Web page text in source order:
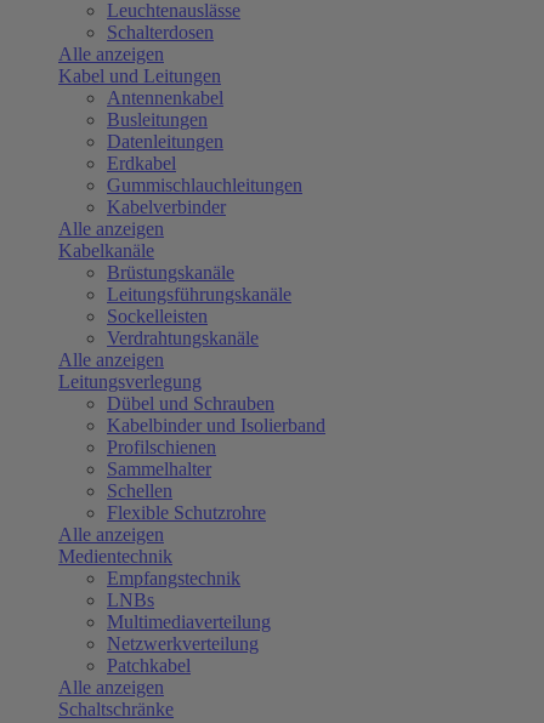
Leuchtenauslässe
Schalterdosen
Alle anzeigen
Kabel und Leitungen
Antennenkabel
Busleitungen
Datenleitungen
Erdkabel
Gummischlauchleitungen
Kabelverbinder
Alle anzeigen
Kabelkanäle
Brüstungskanäle
Leitungsführungskanäle
Sockelleisten
Verdrahtungskanäle
Alle anzeigen
Leitungsverlegung
Dübel und Schrauben
Kabelbinder und Isolierband
Profilschienen
Sammelhalter
Schellen
Flexible Schutzrohre
Alle anzeigen
Medientechnik
Empfangstechnik
LNBs
Multimediaverteilung
Netzwerkverteilung
Patchkabel
Alle anzeigen
Schaltschränke